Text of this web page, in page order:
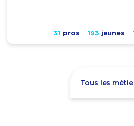
31 pros 193 jeunes
Tous les